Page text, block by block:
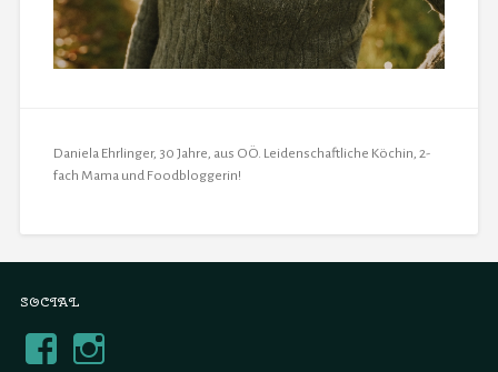
Daniela Ehrlinger, 30 Jahre, aus OÖ. Leidenschaftliche Köchin, 2-
fach Mama und Foodbloggerin!
SOCIAL